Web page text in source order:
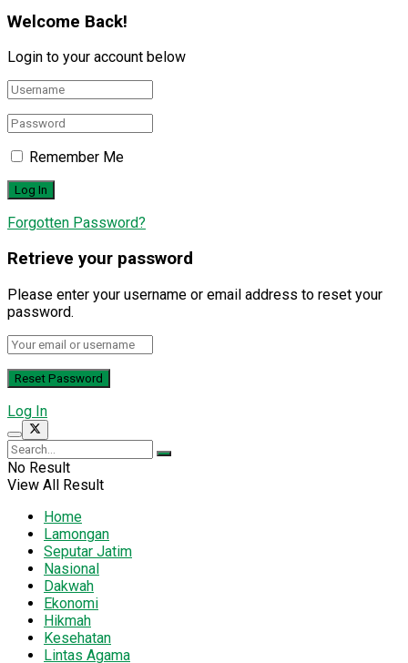
Welcome Back!
Login to your account below
Remember Me
Forgotten Password?
Retrieve your password
Please enter your username or email address to reset your
password.
Log In
No Result
View All Result
Home
Lamongan
Seputar Jatim
Nasional
Dakwah
Ekonomi
Hikmah
Kesehatan
Lintas Agama